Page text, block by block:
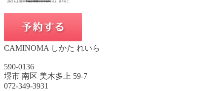
CAMINOMA しかた れいら
590-0136
堺市 南区 美木多上 59-7
072-349-3931